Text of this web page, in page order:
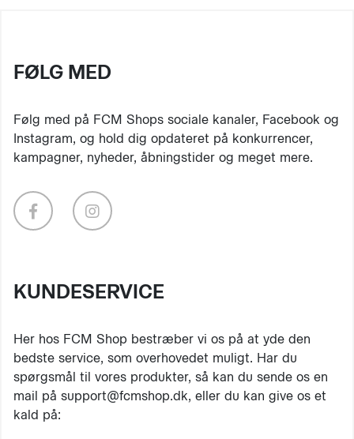
FØLG MED
Følg med på FCM Shops sociale kanaler, Facebook og
Instagram, og hold dig opdateret på konkurrencer,
kampagner, nyheder, åbningstider og meget mere.
KUNDESERVICE
Her hos FCM Shop bestræber vi os på at yde den
bedste service, som overhovedet muligt. Har du
spørgsmål til vores produkter, så kan du sende os en
mail på support@fcmshop.dk, eller du kan give os et
kald på: